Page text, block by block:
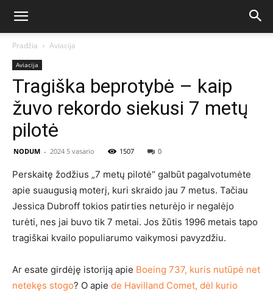
Pradžia Aviacija
Aviacija
Tragiška beprotybė – kaip
žuvo rekordo siekusi 7 metų
pilotė
NODUM - 2024 5 vasario 1507 0
Perskaitę žodžius „7 metų pilotė“ galbūt pagalvotumėte
apie suaugusią moterį, kuri skraido jau 7 metus. Tačiau
Jessica Dubroff tokios patirties neturėjo ir negalėjo
turėti, nes jai buvo tik 7 metai. Jos žūtis 1996 metais tapo
tragiškai kvailo populiarumo vaikymosi pavyzdžiu.
Ar esate girdėję istoriją apie Boeing 737, kuris nutūpė net
netekęs stogo? O apie de Havilland Comet, dėl kurio